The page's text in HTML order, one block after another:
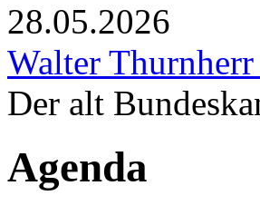
28.05.2026
Walter
Der alt
Agenda